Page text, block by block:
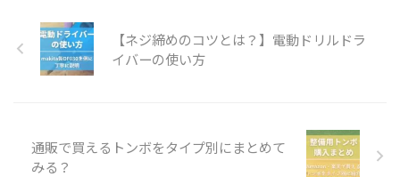
【ネジ締めのコツとは？】電動ドリルドラ
イバーの使い方
通販で買えるトンボをタイプ別にまとめて
みる？